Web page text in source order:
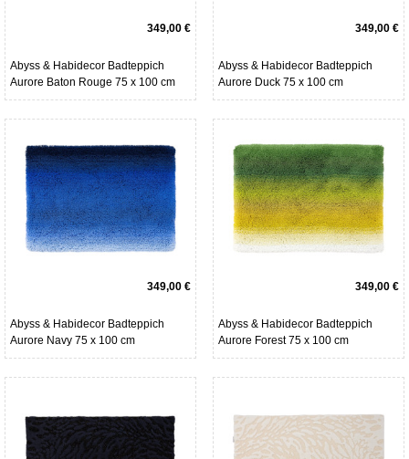
349,00 €
Abyss & Habidecor Badteppich
Aurore Baton Rouge 75 x 100 cm
349,00 €
Abyss & Habidecor Badteppich
Aurore Duck 75 x 100 cm
349,00 €
Abyss & Habidecor Badteppich
Aurore Navy 75 x 100 cm
349,00 €
Abyss & Habidecor Badteppich
Aurore Forest 75 x 100 cm